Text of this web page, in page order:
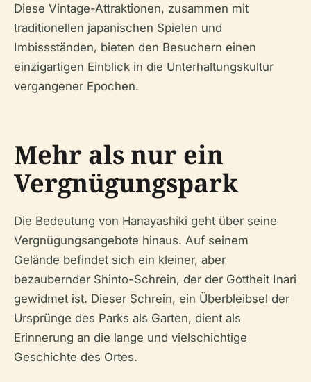
Diese Vintage-Attraktionen, zusammen mit
traditionellen japanischen Spielen und
Imbissständen, bieten den Besuchern einen
einzigartigen Einblick in die Unterhaltungskultur
vergangener Epochen.
Mehr als nur ein
Vergnügungspark
Die Bedeutung von Hanayashiki geht über seine
Vergnügungsangebote hinaus. Auf seinem
Gelände befindet sich ein kleiner, aber
bezaubernder Shinto-Schrein, der der Gottheit Inari
gewidmet ist. Dieser Schrein, ein Überbleibsel der
Ursprünge des Parks als Garten, dient als
Erinnerung an die lange und vielschichtige
Geschichte des Ortes.